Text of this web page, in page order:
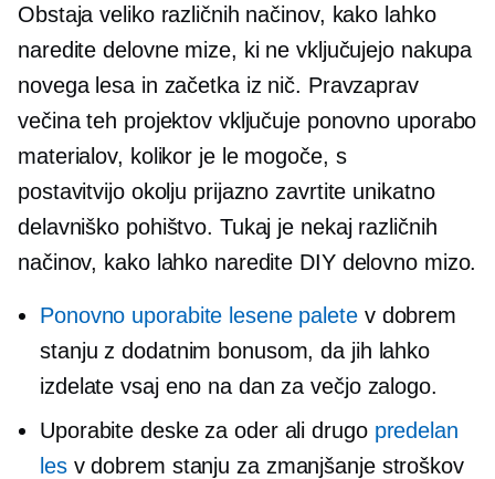
Obstaja veliko različnih načinov, kako lahko
naredite delovne mize, ki ne vključujejo nakupa
novega lesa in začetka iz nič. Pravzaprav
večina teh projektov vključuje ponovno uporabo
materialov, kolikor je le mogoče, s
postavitvijo okolju prijazno zavrtite unikatno
delavniško pohištvo. Tukaj je nekaj različnih
načinov, kako lahko naredite DIY delovno mizo.
Ponovno uporabite lesene palete v dobrem
stanju z dodatnim bonusom, da jih lahko
izdelate vsaj eno na dan za večjo zalogo.
Uporabite deske za oder ali drugo predelan
lesv dobrem stanju za zmanjšanje stroškov